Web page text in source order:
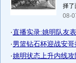
择了
08-
·直播实录:姚明队友
·男篮钻石杯迎战安哥
·姚明状态上升内线攻